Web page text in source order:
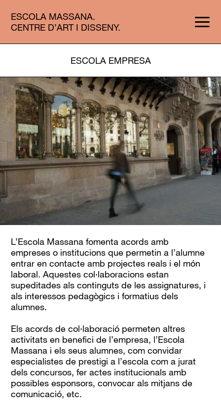
ESCOLA MASSANA.
CENTRE D’ART I DISSENY.
ESCOLA EMPRESA
L’Escola Massana fomenta acords amb
empreses o institucions que permetin a l’alumne
entrar en contacte amb projectes reals i el món
laboral. Aquestes col·laboracions estan
supeditades als continguts de les assignatures, i
als interessos pedagògics i formatius dels
alumnes.
Els acords de col·laboració permeten altres
activitats en benefici de l’empresa, l’Escola
Massana i els seus alumnes, com convidar
especialistes de prestigi a l’escola com a jurat
dels concursos, fer actes institucionals amb
possibles esponsors, convocar als mitjans de
comunicació, etc.